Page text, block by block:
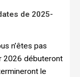
de 2025-
n’êtes pas
2026 débuteront
le